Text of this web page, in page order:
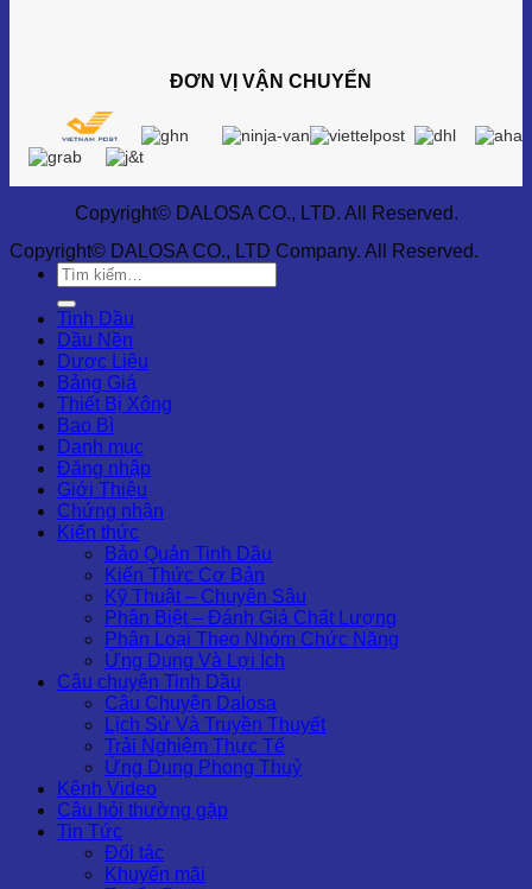
ĐƠN VỊ VẬN CHUYỂN
Copyright© DALOSA CO., LTD. All Reserved.
Copyright© DALOSA CO., LTD Company. All Reserved.
Tìm
kiếm:
Tinh Dầu
Dầu Nền
Dược Liệu
Bảng Giá
Thiết Bị Xông
Bao Bì
Danh mục
Đăng nhập
Giới Thiệu
Chứng nhận
Kiến thức
Bảo Quản Tinh Dầu
Kiến Thức Cơ Bản
Kỹ Thuật – Chuyên Sâu
Phân Biệt – Đánh Giá Chất Lượng
Phân Loại Theo Nhóm Chức Năng
Ứng Dụng Và Lợi Ích
Câu chuyện Tinh Dầu
Câu Chuyện Dalosa
Lịch Sử Và Truyền Thuyết
Trải Nghiệm Thực Tế
Ứng Dụng Phong Thuỷ
Kênh Video
Câu hỏi thường gặp
Tin Tức
Đối tác
Khuyến mãi